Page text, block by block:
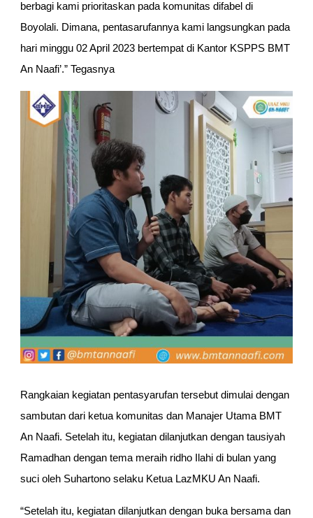
berbagi kami prioritaskan pada komunitas difabel di
Boyolali. Dimana, pentasarufannya kami langsungkan pada
hari minggu 02 April 2023 bertempat di Kantor KSPPS BMT
An Naafi’.” Tegasnya
Rangkaian kegiatan pentasyarufan tersebut dimulai dengan
sambutan dari ketua komunitas dan Manajer Utama BMT
An Naafi. Setelah itu, kegiatan dilanjutkan dengan tausiyah
Ramadhan dengan tema meraih ridho Ilahi di bulan yang
suci oleh Suhartono selaku Ketua LazMKU An Naafi.
“Setelah itu, kegiatan dilanjutkan dengan buka bersama dan